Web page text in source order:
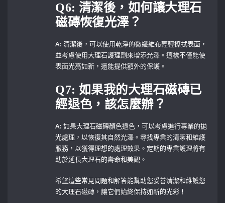
Q6: 清潔後，如何讓大理石
磁磚恢復光澤？
A: 清潔後，可以使用乾淨的微纖維布輕輕擦拭表面，
並考慮使用大理石護理劑來增添光澤。這樣不僅能使
表面光亮如新，還能提供額外的保護。
Q7: 如果我的大理石磁磚已
經退色，該怎麼辦？
A: ⁣如果大理石磁磚顏色退色，可以考慮進行專業的拋
光處理，以恢復其自然光澤。尋找專業的清潔和維護
服務，以獲得理想的處理效果。定期的專業護理將有
助於延長大理石的壽命和美觀。
希望這些常見問題和解答能幫助您妥善清潔和維護您
的大理石磁磚，讓它們始終保持如新的光彩！